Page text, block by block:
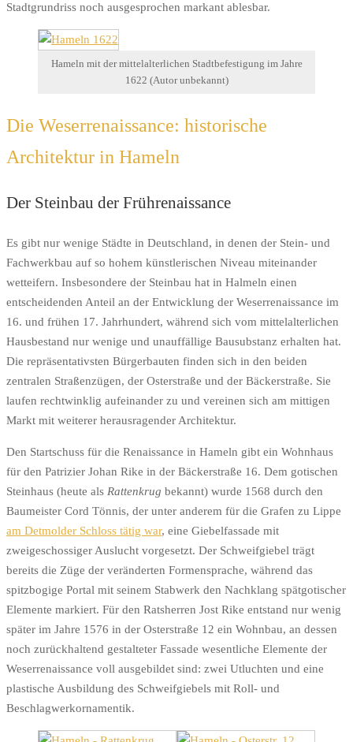
Stadtgrundriss noch ausgesprochen markant ablesbar.
Hameln mit der mittelalterlichen Stadtbefestigung im Jahre
1622 (Autor unbekannt)
Die Weserrenaissance: historische
Architektur in Hameln
Der Steinbau der Frührenaissance
Es gibt nur wenige Städte in Deutschland, in denen der Stein- und
Fachwerkbau auf so hohem künstlerischen Niveau miteinander
wetteifern. Insbesondere der Steinbau hat in Halmeln einen
entscheidenden Anteil an der Entwicklung der Weserrenaissance im
16. und frühen 17. Jahrhundert, während sich vom mittelalterlichen
Hausbestand nur wenige und unauffällige Bausubstanz erhalten hat.
Die repräsentativsten Bürgerbauten finden sich in den beiden
zentralen Straßenzügen, der Osterstraße und der Bäckerstraße. Sie
laufen rechtwinklig aufeinander zu und vereinen sich am mittigen
Markt mit weiterer herausragender Architektur.
Den Startschuss für die Renaissance in Hameln gibt ein Wohnhaus
für den Patrizier Johan Rike in der Bäckerstraße 16. Dem gotischen
Steinhaus (heute als Rattenkrug bekannt) wurde 1568 durch den
Baumeister Cord Tönnis, der unter anderem für die Grafen zu Lippe
am Detmolder Schloss tätig war, eine Giebelfassade mit
zweigeschossiger Auslucht vorgesetzt. Der Schweifgiebel trägt
bereits die Züge der veränderten Formensprache, während das
spitzbogige Portal mit seinem Stabwerk den Nachklang spätgotischer
Elemente markiert. Für den Ratsherren Jost Rike entstand nur wenig
später im Jahre 1576 in der Osterstraße 12 ein Wohnbau, an dessen
noch zurückhaltend gestalteter Fassade wesentliche Elemente der
Weserrenaissance voll ausgebildet sind: zwei Utluchten und eine
plastische Ausbildung des Schweifgiebels mit Roll- und
Beschlagwerkornamentik.